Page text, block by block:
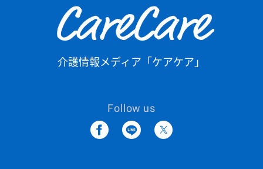
CareCare
介護情報メディア「ケアケア」
Follow us